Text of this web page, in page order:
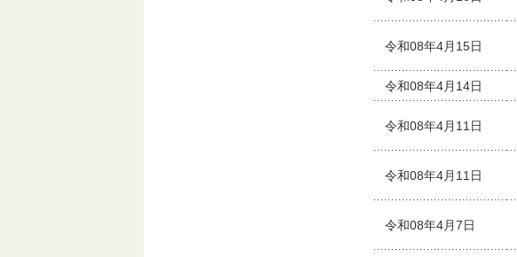
令和08年4月15日
令和08年4月14日
令和08年4月11日
令和08年4月11日
令和08年4月7日